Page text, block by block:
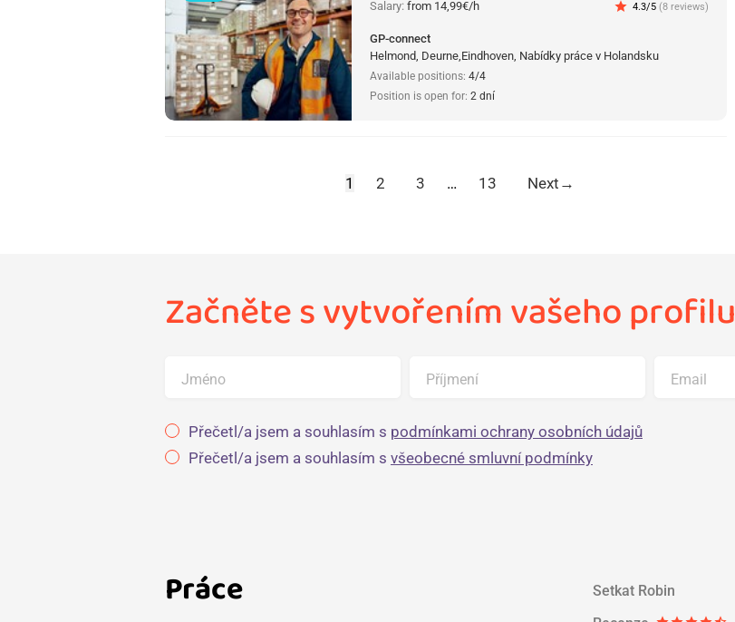
Salary: from 14,99€/h star 4.3/5 (8 reviews)
GP-connect
Helmond, Deurne,Eindhoven, Nabídky práce v Holandsku
Available positions: 4/4
Position is open for: 2 dní
1 2 3 … 13 Next →
Začněte s vytvořením vašeho profilu
Jméno Příjmení Email
Přečetl/a jsem a souhlasím s podmínkami ochrany osobních údajů
Přečetl/a jsem a souhlasím s všeobecné smluvní podmínky
Práce
Setkat Robin